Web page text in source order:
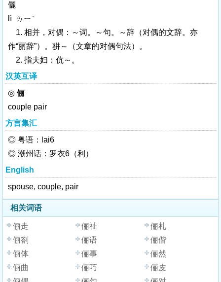
儷
lì ㄌㄧˋ
1. 相并，对偶：～词。～句。～辞（对偶的文辞。亦
作“丽辞”）。骈～（文章的对偶句法）。
2. 指夫妇：伉～。
汉英互译
◎ 俪
couple pair
方言集汇
◎ 粤语：lai6
◎ 潮州话：罗衣6（利）
English
spouse, couple, pair
相关词语
俪走 俪祉
俪札
俪劄
俪语
俪偕
俪体
俪事
俪然
俪曲
俪巧
俪皮